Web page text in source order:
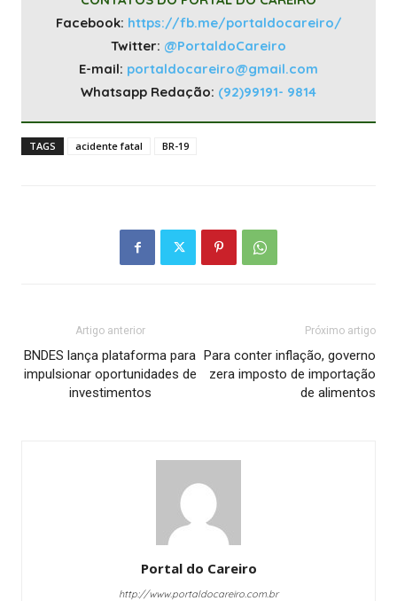
Facebook: https://fb.me/portaldocareiro/
Twitter: @PortaldoCareiro
E-mail: portaldocareiro@gmail.com
Whatsapp Redação: (92)99191- 9814
TAGS acidente fatal BR-19
Artigo anterior
BNDES lança plataforma para
impulsionar oportunidades de
investimentos
Próximo artigo
Para conter inflação, governo
zera imposto de importação
de alimentos
Portal do Careiro
http://www.portaldocareiro.com.br